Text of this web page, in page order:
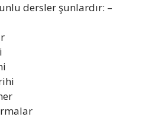
dersler şunlardır: –